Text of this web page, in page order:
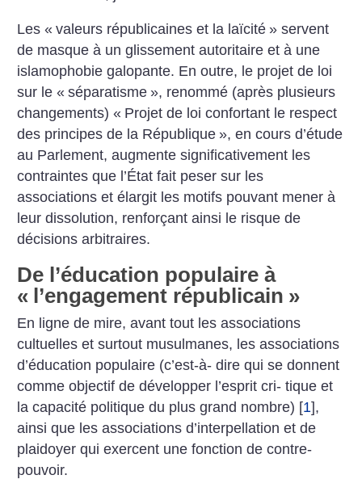
Les « valeurs républicaines et la laïcité » servent
de masque à un glissement autoritaire et à une
islamophobie galopante. En outre, le projet de loi
sur le « séparatisme », renommé (après plusieurs
changements) « Projet de loi confortant le respect
des principes de la République », en cours d’étude
au Parlement, augmente significativement les
contraintes que l’État fait peser sur les
associations et élargit les motifs pouvant mener à
leur dissolution, renforçant ainsi le risque de
décisions arbitraires.
De l’éducation populaire à
« l’engagement républicain »
En ligne de mire, avant tout les associations
cultuelles et surtout musulmanes, les associations
d’éducation populaire (c’est-à- dire qui se donnent
comme objectif de développer l’esprit cri- tique et
la capacité politique du plus grand nombre) [1],
ainsi que les associations d’interpellation et de
plaidoyer qui exercent une fonction de contre-
pouvoir.